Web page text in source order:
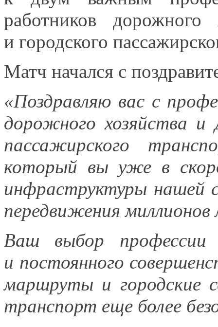
работников дорожного
и городского
Матч начался с
«Поздравляю вас с
дорожного хозяйства и
пассажирского
который вы уже в
инфраструктуры нашей
передвижения миллионов
Ваш выбор
и постоянного
маршруты и городские
транспорт еще более